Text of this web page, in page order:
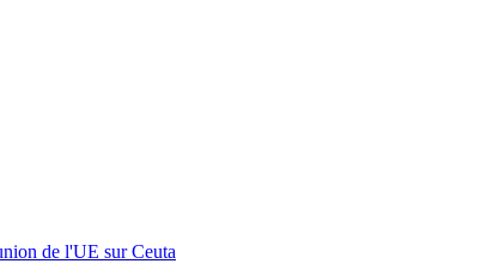
de l'UE sur Ceuta